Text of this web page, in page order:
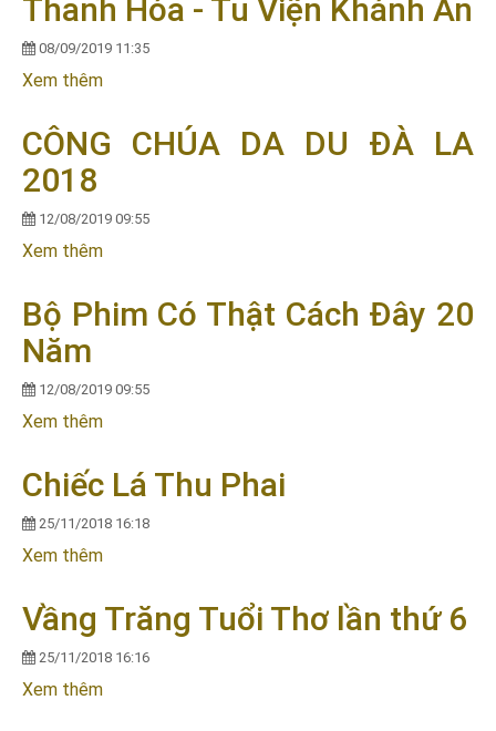
Thanh Hóa - Tu Viện Khánh An
08/09/2019 11:35
Xem thêm
CÔNG CHÚA DA DU ĐÀ LA
2018
12/08/2019 09:55
Xem thêm
Bộ Phim Có Thật Cách Đây 20
Năm
12/08/2019 09:55
Xem thêm
Chiếc Lá Thu Phai
25/11/2018 16:18
Xem thêm
Vầng Trăng Tuổi Thơ lần thứ 6
25/11/2018 16:16
Xem thêm